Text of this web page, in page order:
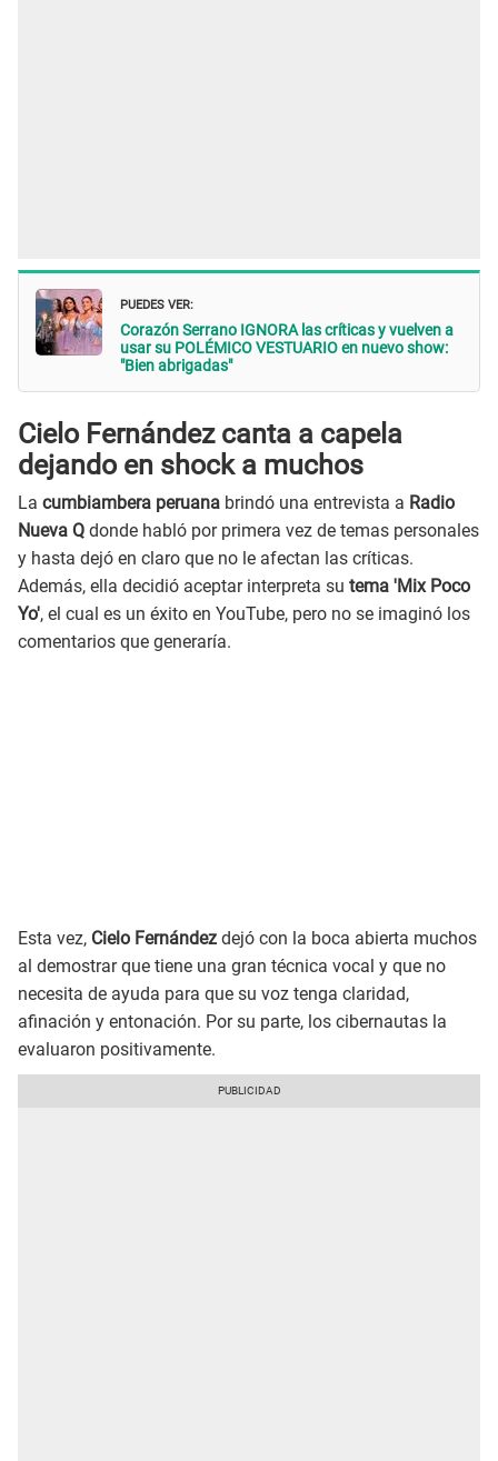
PUEDES VER:
Corazón Serrano IGNORA las críticas y vuelven a
usar su POLÉMICO VESTUARIO en nuevo show:
"Bien abrigadas"
Cielo Fernández canta a capela
dejando en shock a muchos
La cumbiambera peruana brindó una entrevista a Radio
Nueva Q donde habló por primera vez de temas personales
y hasta dejó en claro que no le afectan las críticas.
Además, ella decidió aceptar interpreta su tema 'Mix Poco
Yo', el cual es un éxito en YouTube, pero no se imaginó los
comentarios que generaría.
Esta vez, Cielo Fernández dejó con la boca abierta muchos
al demostrar que tiene una gran técnica vocal y que no
necesita de ayuda para que su voz tenga claridad,
afinación y entonación. Por su parte, los cibernautas la
evaluaron positivamente.